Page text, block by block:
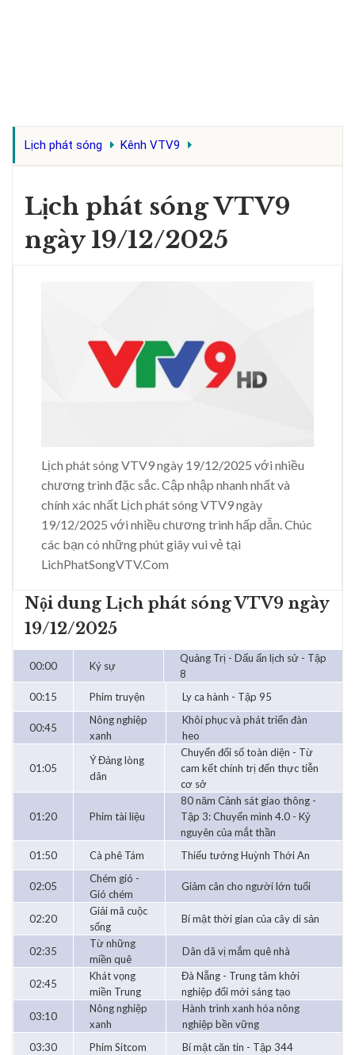
Lịch phát sóng Kênh VTV9
Lịch phát sóng VTV9
ngày 19/12/2025
Lịch phát sóng VTV9 ngày 19/12/2025 với nhiều
chương trình đặc sắc. Cập nhập nhanh nhất và
chính xác nhất Lịch phát sóng VTV9 ngày
19/12/2025 với nhiều chương trình hấp dẫn. Chúc
các bạn có những phút giây vui vẻ tại
LichPhatSongVTV.Com
Nội dung Lịch phát sóng VTV9 ngày
19/12/2025
00:00 Ký sự
Quảng Trị - Dấu ấn lịch sử - Tập
8
00:15
Phim truyện Ly ca hành - Tập 95
00:45
Nông nghiệp
xanh
Khôi phục và phát triển đàn
heo
01:05
Ý Đảng lòng
dân
Chuyển đổi số toàn diện - Từ
cam kết chính trị đến thực tiễn
cơ sở
01:20 Phim tài liệu
80 năm Cảnh sát giao thông -
Tập 3: Chuyển mình 4.0 - Kỷ
nguyên của mắt thần
01:50
Cà phê Tám Thiếu tướng Huỳnh Thới An
02:05
Chém gió -
Gió chém
Giảm cân cho người lớn tuổi
02:20
Giải mã cuộc
sống
Bí mật thời gian của cây di sản
02:35
Từ những
miền quê
Dân dã vị mắm quê nhà
02:45
Khát vọng
miền Trung
Đà Nẵng - Trung tâm khởi
nghiệp đổi mới sáng tạo
03:10
Nông nghiệp
xanh
Hành trình xanh hóa nông
nghiệp bền vững
03:30
Phim Sitcom Bí mật căn tin - Tập 344